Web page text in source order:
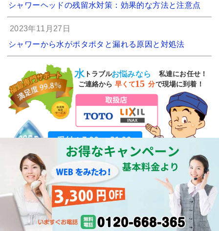
シャワーヘッドの残留水対策：効果的な方法と注意点
2023年11月27日
シャワーから水がポタポタと漏れる原因と対処法
0120-668-365
ご連絡から 早くて15 分で現場に到着！
水 トラブルお悩みなら 私達にお任せ！
やってみたら意外と簡単!? トイレの水漏れ修理！ ホーム
サービス内容 営業エリア